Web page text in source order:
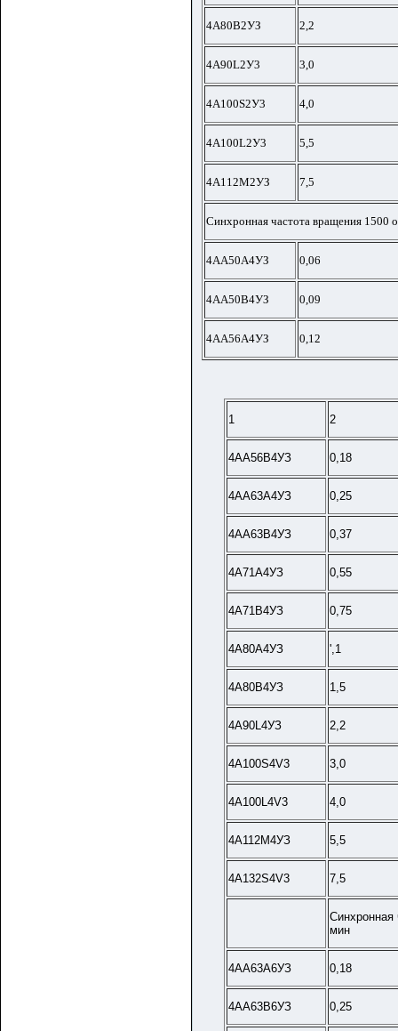
4А80В2УЗ 2,2
4A90L2У3 3,0
4A100S2У3 4,0
4A100L2У3 5,5
4А112М2УЗ 7,5
Синхронная частота вращения 1500
4АА50А4УЗ 0,06
4АА50В4УЗ 0,09
4АА56А4УЗ 0,12
1 2
4АА56В4УЗ 0,18
4АА63А4УЗ 0,25
4АА63В4УЗ 0,37
4А71А4УЗ 0,55
4А71В4УЗ 0,75
4А80А4УЗ ',1
4А80В4УЗ 1,5
4А90L4УЗ 2,2
4A100S4V3 3,0
4A100L4V3 4,0
4А112М4УЗ 5,5
4A132S4V3 7,5
Синхронная
мин
4АА63А6УЗ 0,18
4АА63В6УЗ 0,25